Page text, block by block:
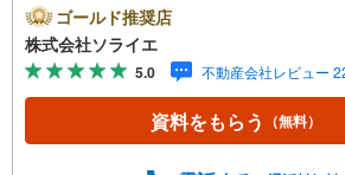
スピーディをモットーにお客さん目
おり、営業マンの差を実感してく
介されている物件も一緒にご提案
ーン（消費者金融系・車のローン・
コン等の電化製品等）もおまとめ
きは現地待合せ＆現地解散できま
ゴールド推奨店
株式会社ソライエ
5.0 不動産会社レビュー
資料をもらう （無料）